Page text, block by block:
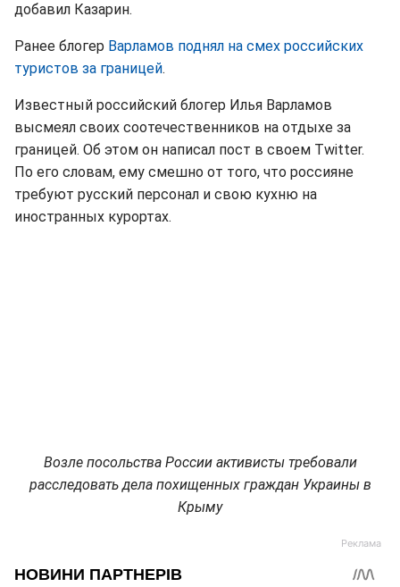
добавил Казарин.
Ранее блогер Варламов поднял на смех российских
туристов за границей.
Известный российский блогер Илья Варламов
высмеял своих соотечественников на отдыхе за
границей. Об этом он написал пост в своем Twitter.
По его словам, ему смешно от того, что россияне
требуют русский персонал и свою кухню на
иностранных курортах.
Возле посольства России активисты требовали
расследовать дела похищенных граждан Украины в
Крыму